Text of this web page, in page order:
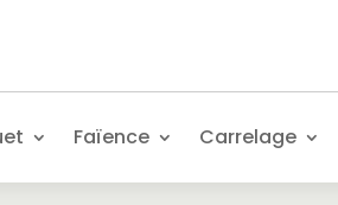
Faïence Carrelage